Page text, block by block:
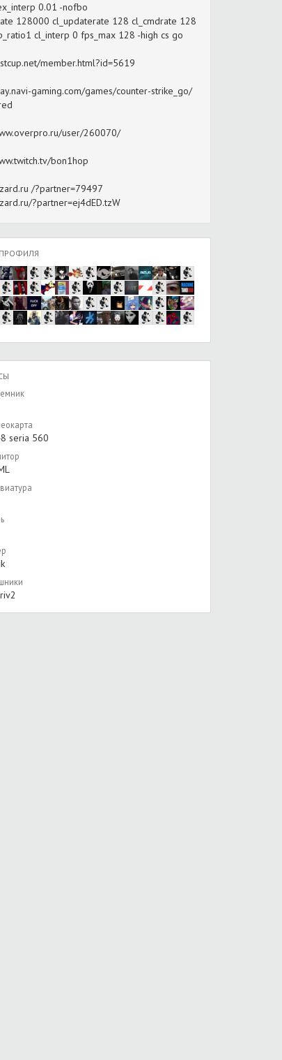
0.01 -nofbo
128000 cl_updaterate 128 cl_cmdrate 128
cl_interp 0 fps_max 128 -high cs go
member.html?id=5619
gaming.com/games/counter-strike_go/
user/260070/
bon1hop
/?partner=79497
?partner=ej4dED.tzW
seria 560